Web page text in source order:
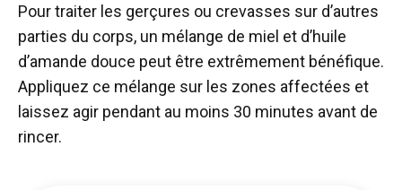
Pour traiter les gerçures ou crevasses sur d’autres
parties du corps, un mélange de miel et d’huile
d’amande douce peut être extrêmement bénéfique.
Appliquez ce mélange sur les zones affectées et
laissez agir pendant au moins 30 minutes avant de
rincer.